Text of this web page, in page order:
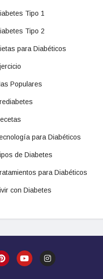
Tipo 1
Tipo 2
para Diabéticos
Populares
para Diabéticos
de Diabetes
para Diabéticos
con Diabetes